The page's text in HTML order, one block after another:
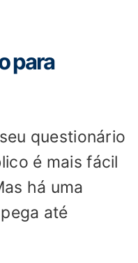
para
questionário
é mais fácil
há uma
até